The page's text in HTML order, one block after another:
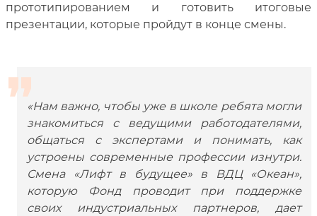
прототипированием и готовить итоговые
презентации, которые пройдут в конце смены.
«Нам важно, чтобы уже в школе ребята могли
знакомиться с ведущими работодателями,
общаться с экспертами и понимать, как
устроены современные профессии изнутри.
Смена «Лифт в будущее» в ВДЦ «Океан»,
которую Фонд проводит при поддержке
своих индустриальных партнеров, дает